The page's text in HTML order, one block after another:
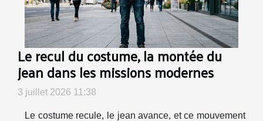
Le recul du costume, la montée du
jean dans les missions modernes
3 juillet 2026 11:38
Le costume recule, le jean avance, et ce mouvement